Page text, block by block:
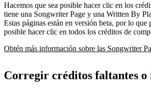
Hacemos que sea posible hacer clic en los
tiene una Songwriter Page y una Written By
Estas páginas están en versión beta, por lo que
posible hacer clic en todos los créditos de
Obtén más información sobre las Songwriter
Corregir créditos faltantes o